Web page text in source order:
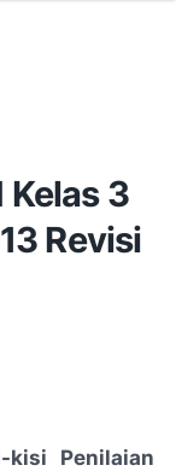
Kelas 3
Revisi
kisi Penilaian